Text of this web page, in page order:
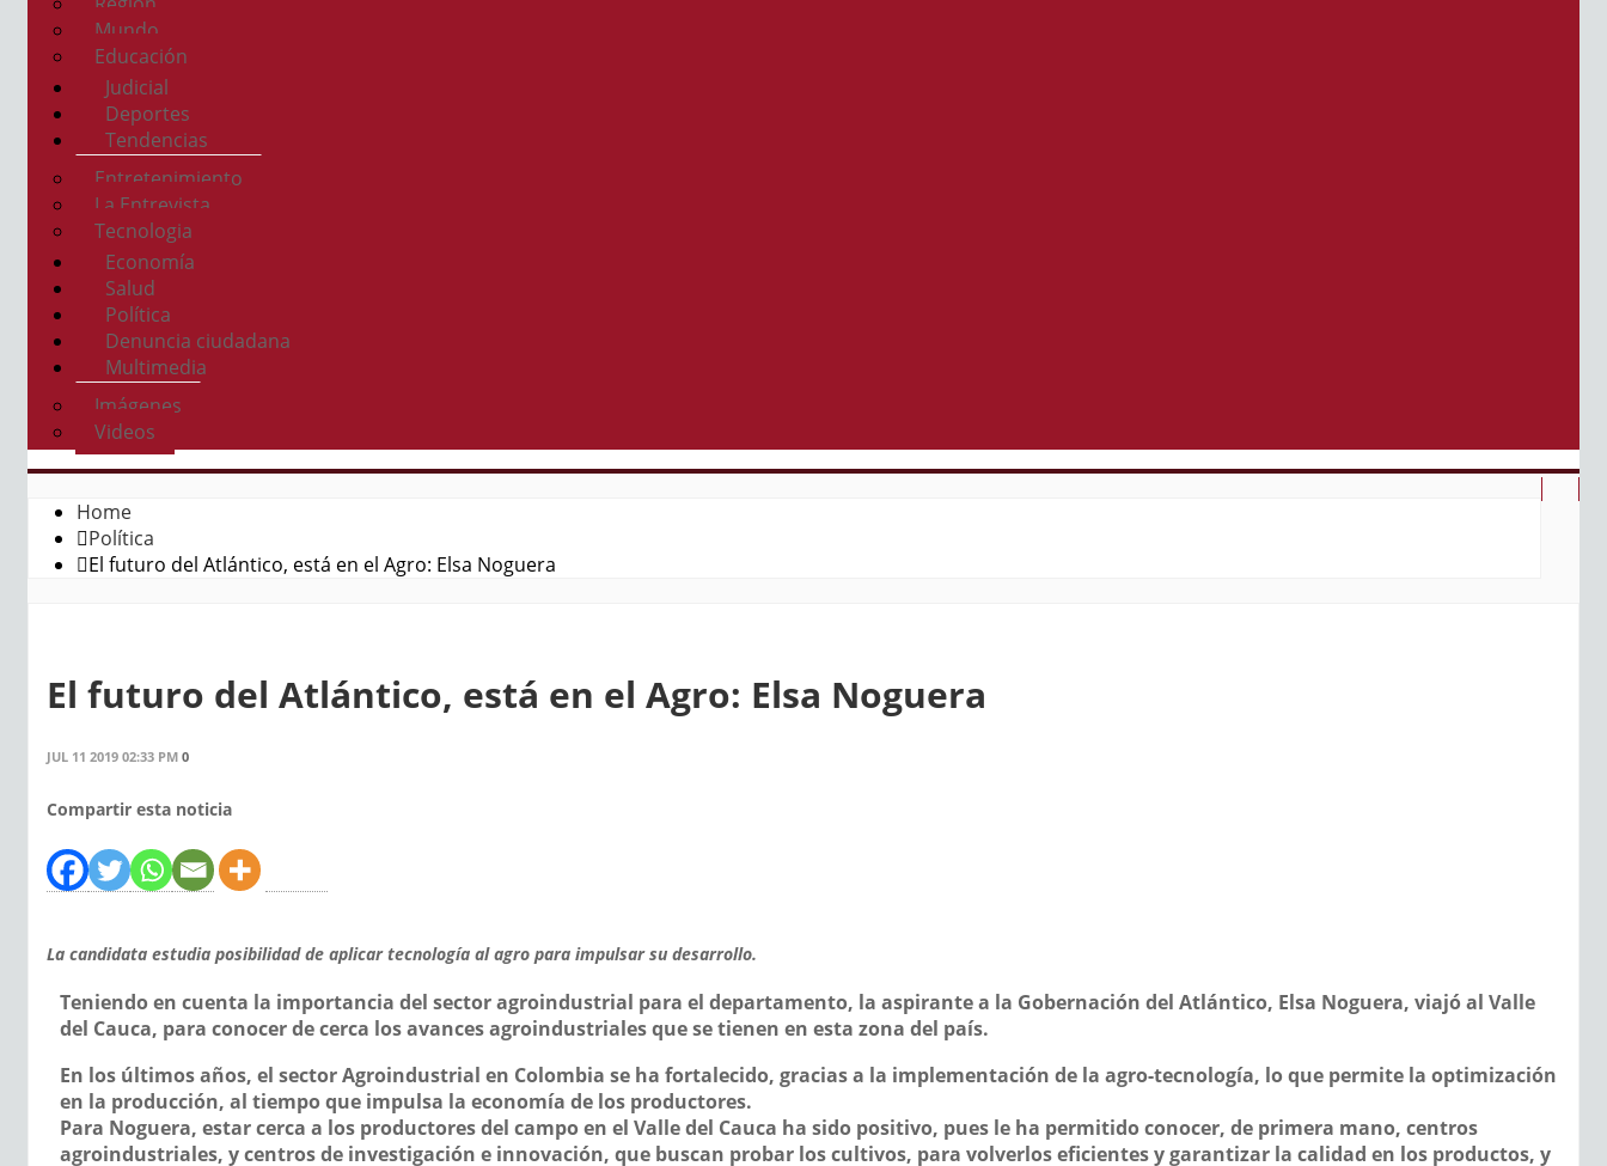
Mundo
Educación
Judicial
Deportes
Tendencias
Entretenimiento
La Entrevista
Tecnologia
Economía
Salud
Política
Denuncia ciudadana
Multimedia
Imágenes
Videos
Home
Política
El futuro del Atlántico, está en el Agro: Elsa Noguera
El futuro del Atlántico, está en el Agro: Elsa Noguera
JUL 11 2019 02:33 PM 0
Compartir esta noticia
La candidata estudia posibilidad de aplicar tecnología al agro para impulsar su desarrollo.
Teniendo en cuenta la importancia del sector agroindustrial para el departamento, la aspirante a la Gobernación del Atlántico, Elsa Noguera, viajó al Valle
del Cauca, para conocer de cerca los avances agroindustriales que se tienen en esta zona del país.
En los últimos años, el sector Agroindustrial en Colombia se ha fortalecido, gracias a la implementación de la agro-tecnología, lo que permite la optimización
en la producción, al tiempo que impulsa la economía de los productores.
Para Noguera, estar cerca a los productores del campo en el Valle del Cauca ha sido positivo, pues le ha permitido conocer, de primera mano, centros
agroindustriales, y centros de investigación e innovación, que buscan probar los cultivos, para volverlos eficientes y garantizar la calidad en los productos, y